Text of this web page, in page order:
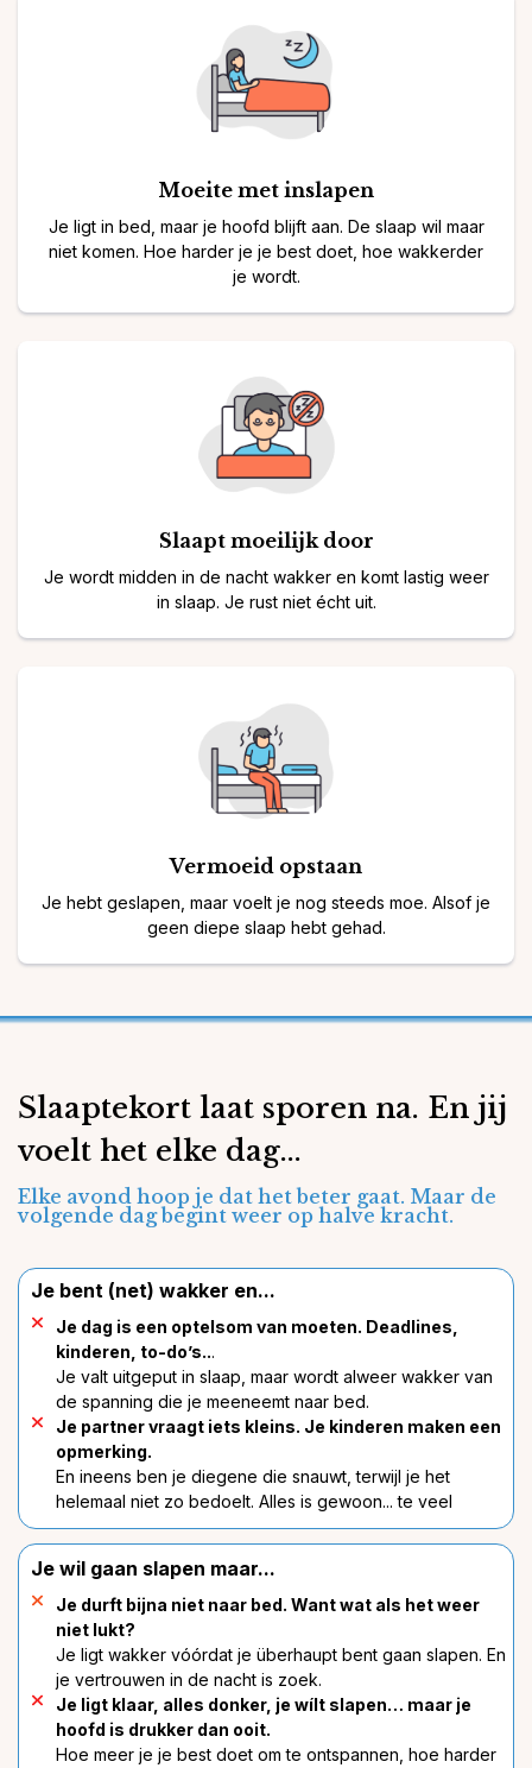
Moeite met inslapen
Je ligt in bed, maar je hoofd blijft aan. De slaap wil maar
niet komen. Hoe harder je je best doet, hoe wakkerder
je wordt.
Slaapt moeilijk door
Je wordt midden in de nacht wakker en komt lastig weer
in slaap. Je rust niet écht uit.
Vermoeid opstaan
Je hebt geslapen, maar voelt je nog steeds moe. Alsof je
geen diepe slaap hebt gehad.
Slaaptekort laat sporen na. En jij
voelt het elke dag...
Elke avond hoop je dat het beter gaat. Maar de
volgende dag begint weer op halve kracht.
Je bent (net) wakker en...
Je dag is een optelsom van moeten. Deadlines,
kinderen, to-do’s...
Je valt uitgeput in slaap, maar wordt alweer wakker van
de spanning die je meeneemt naar bed.
Je partner vraagt iets kleins. Je kinderen maken een
opmerking.
En ineens ben je diegene die snauwt, terwijl je het
helemaal niet zo bedoelt. Alles is gewoon... te veel
Je wil gaan slapen maar...
Je durft bijna niet naar bed. Want wat als het weer
niet lukt?
Je ligt wakker vóórdat je überhaupt bent gaan slapen. En
je vertrouwen in de nacht is zoek.
Je ligt klaar, alles donker, je wílt slapen… maar je
hoofd is drukker dan ooit.
Hoe meer je je best doet om te ontspannen, hoe harder